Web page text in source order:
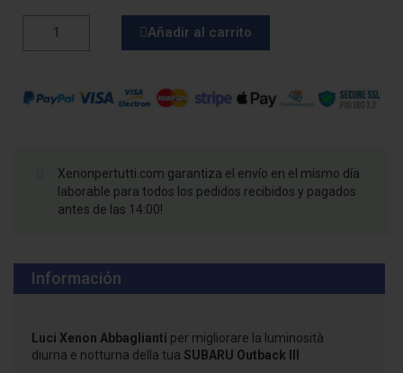
Añadir al carrito
Xenonpertutti.com garantiza el envío en el mismo día
laborable para todos los pedidos recibidos y pagados
antes de las 14:00!
Información
Luci Xenon Abbaglianti per migliorare la luminosità
diurna e notturna della tua SUBARU Outback III